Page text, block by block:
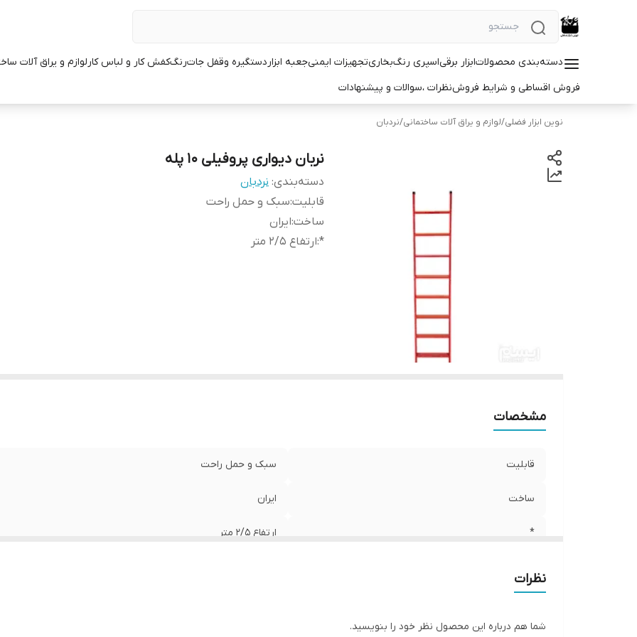
دسته‌بندی محصولاتابزار برقیاسپری رنگبخاریتجهیزات ایمنیجعبه ابزاردستگیره وقفل جاترنگکفش کار و لباس کارلوازم و یراق آلات
فروش اقساطی و شرایط فروشنظرات ،سوالات و پیشنهادات
نوین ابزار فضلی/لوازم و یراق آلات ساختمانی/نردبان
نربان دیواری پروفیلی 10 پله
دسته‌بندی: نردبان
قابلیت:سبک و حمل راحت
ساخت:ایران
*
:ارتفاع 2/5 متر
مشخصات
قابلیت سبک و حمل راحت
ساخت ایران
* ارتفاع 2/5 متر
نظرات
شما هم درباره این محصول نظر خود را بنویسید.